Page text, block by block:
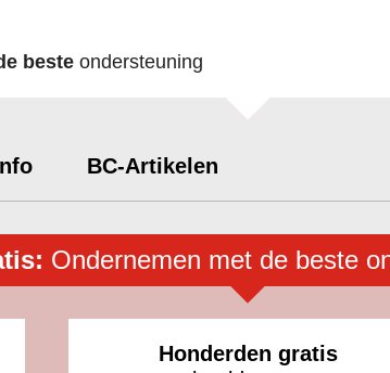
beste ondersteuning
BC-Artikelen
Ondernemen met de beste
Honderden gratis